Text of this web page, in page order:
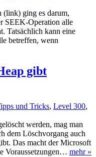
(link) ging es darum,
SEEK-Operation alle
Tatsächlich kann eine
betreffen, wenn
gibt
und Tricks, Level 300,
werden, mag man
dem Löschvorgang auch
Das macht der Microsoft
Voraussetzungen… mehr »